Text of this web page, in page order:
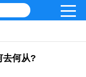
去何从?